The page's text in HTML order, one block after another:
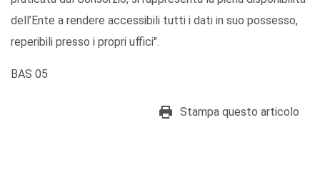
dell’Ente a rendere accessibili tutti i dati in suo possesso,
reperibili presso i propri uffici".
BAS 05
Stampa questo articolo